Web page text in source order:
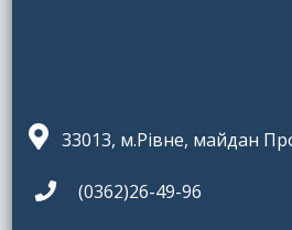
33013, м.Рівне, майдан
(0362)26-49-96